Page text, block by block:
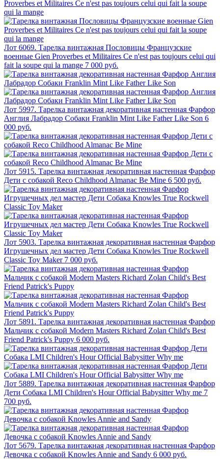
Лот 6069. Тарелка винтажная Пословицы Французские
военные Gien Proverbes et Militaires Ce n'est pas toujours celui qui
fait la soupe qui la mange 7 000 руб.
Лот 5997. Тарелка винтажная декоративная настенная Фарфор
Англия Лабрадор Собаки Franklin Mint Like Father Like Son 6
000 руб.
Лот 5915. Тарелка винтажная декоративная настенная Фарфор
Дети с собакой Reco Childhood Almanac Be Mine 6 500 руб.
Лот 5903. Тарелка винтажная декоративная настенная Фарфор
Игрушечных дел мастер Дети Собака Knowles True Rockwell
Classic Toy Maker 7 000 руб.
Лот 5891. Тарелка винтажная декоративная настенная Фарфор
Мальчик с собакой Modern Masters Richard Zolan Child's Best
Friend Patrick's Puppy 6 000 руб.
Лот 5889. Тарелка винтажная декоративная настенная Фарфор
Дети Собака LMI Children's Hour Official Babysitter Why me 7
700 руб.
Лот 5679. Тарелка винтажная декоративная настенная Фарфор
Девочка с собакой Knowles Annie and Sandy 6 000 руб.